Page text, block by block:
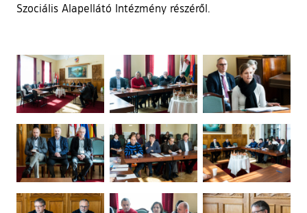
Szociális Alapellátó Intézmény részéről.
Ugrás a galéria utánra